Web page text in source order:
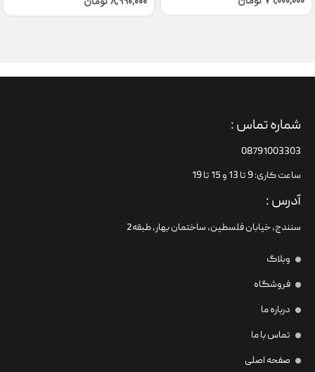
شماره تماس :
08791003303
ساعت کاری: 9 تا 13 و 15 تا 19
آدرس :
سنندج، خیابان فلسطین،‌ ساختمان بهار، طبقه2
وبلاگ
فروشگاه
درباره ما
تماس با ما
صفحه اصلی